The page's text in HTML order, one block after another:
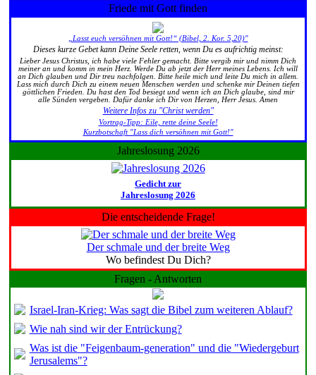
Friede mit Gott finden
„Lasst euch versöhnen mit Gott!“ (Bibel, 2. Kor. 5,20)"
Dieses kurze Gebet kann Deine Seele retten, wenn Du es aufrichtig meinst:
Lieber Jesus Christus, ich habe viele Fehler gemacht. Bitte vergib mir und nimm Dich
meiner an und komm in mein Herz. Werde Du ab jetzt der Herr meines Lebens. Ich will
an Dich glauben und Dir treu nachfolgen. Bitte heile mich und leite Du mich in allem.
Lass mich durch Dich zu einem neuen Menschen werden und schenke mir Deinen tiefen
göttlichen Frieden. Du hast den Tod besiegt und wenn ich an Dich glaube, sind mir
alle Sünden vergeben. Dafür danke ich Dir von Herzen, Herr Jesus. Amen
Weitere Infos zu "Christ werden"
Vortrag-Tipp: Eile, rette deine Seele!
Kurzbotschaft "Lass dich versöhnen mit Gott!"
Jahreslosung 2026
Gedicht zur
Jahreslosung 2026
Die entscheidende Frage!
Der schmale und der breite Weg
Wo befindest Du Dich?
Fragen - Antworten
Israel-Iran-Krieg: Was sagt die Bibel zum weiteren Ablauf?
Wie nah sind wir der Entrückung?
Was ist die "Feigenbaum-generation" und die "Wiedergeburt
Jerusalems"?